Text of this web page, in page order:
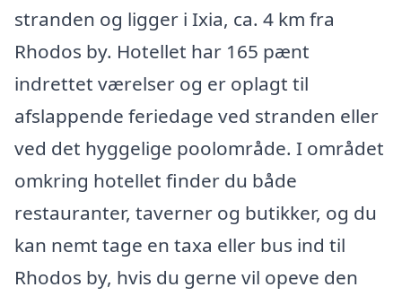
stranden og ligger i Ixia, ca. 4 km fra
Rhodos by. Hotellet har 165 pænt
indrettet værelser og er oplagt til
afslappende feriedage ved stranden eller
ved det hyggelige poolområde. I området
omkring hotellet finder du både
restauranter, taverner og butikker, og du
kan nemt tage en taxa eller bus ind til
Rhodos by, hvis du gerne vil opeve den